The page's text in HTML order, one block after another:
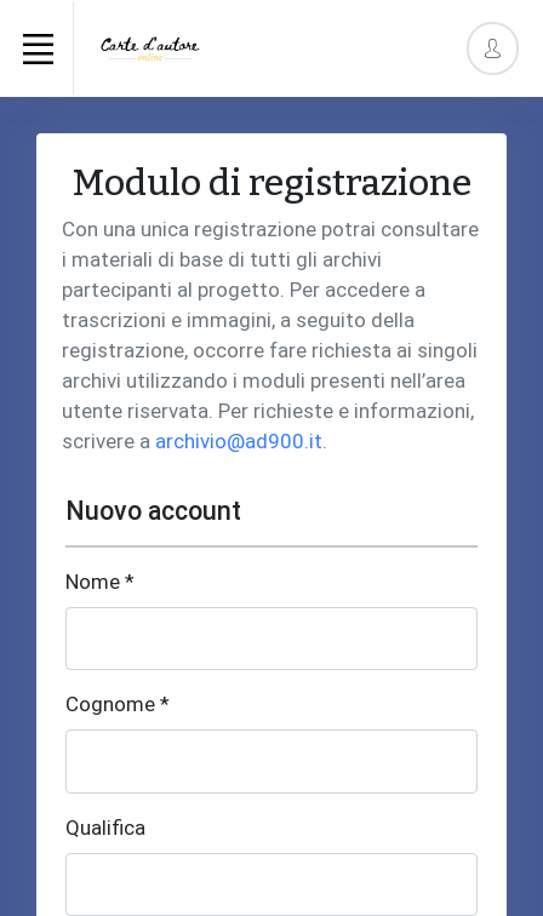
Modulo di registrazione
Con una unica registrazione potrai consultare
i materiali di base di tutti gli archivi
partecipanti al progetto. Per accedere a
trascrizioni e immagini, a seguito della
registrazione, occorre fare richiesta ai singoli
archivi utilizzando i moduli presenti nell’area
utente riservata. Per richieste e informazioni,
scrivere a archivio@ad900.it.
Nuovo account
Nome *
Cognome *
Qualifica